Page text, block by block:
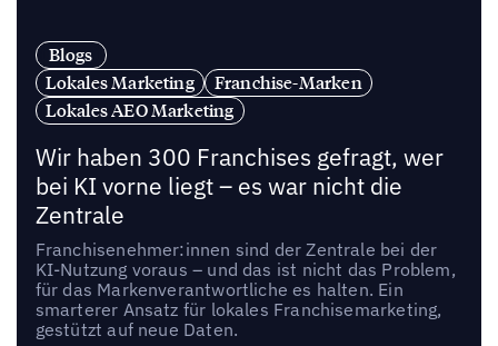
Blogs
Lokales Marketing
Franchise-Marken
Lokales AEO Marketing
Wir haben 300 Franchises gefragt, wer
bei KI vorne liegt – es war nicht die
Zentrale
Franchisenehmer:innen sind der Zentrale bei der
KI-Nutzung voraus – und das ist nicht das Problem,
für das Markenverantwortliche es halten. Ein
smarterer Ansatz für lokales Franchisemarketing,
gestützt auf neue Daten.